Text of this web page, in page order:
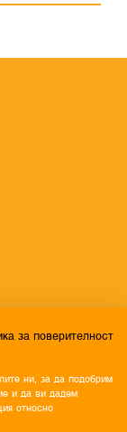
и
за поверителност
ни, за да подобрим
и да ви дадем
относно